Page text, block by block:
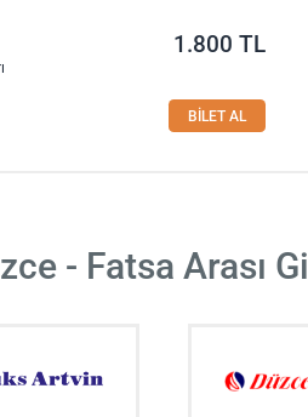
1.800 TL
BİLET AL
- Fatsa Arası